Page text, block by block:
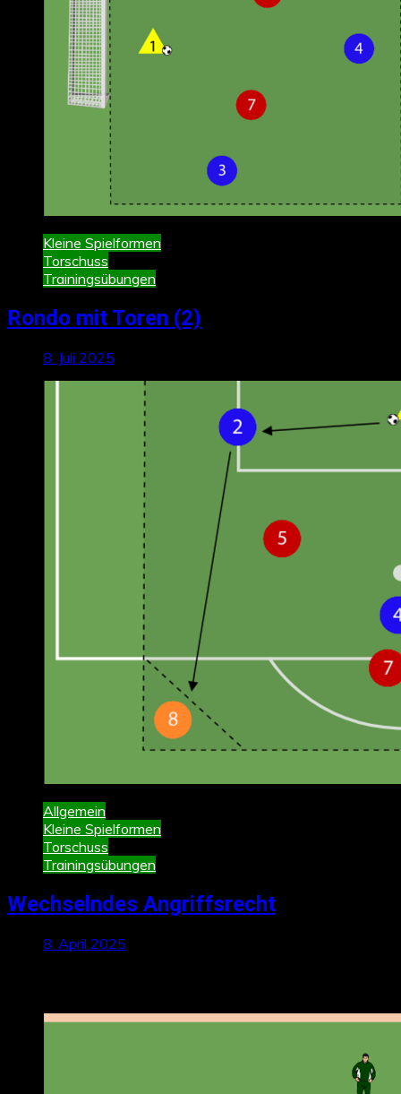
Kleine Spielformen
Torschuss
Trainingsübungen
Rondo mit Toren (2)
8. Juli 2025
Allgemein
Kleine Spielformen
Torschuss
Trainingsübungen
Wechselndes Angriffsrecht
8. April 2025